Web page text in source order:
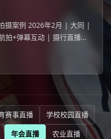
摄案例 2026年2月 | 大同 |
拍+弹幕互动 | 摄行直播大
+8233人在线的年度颁奖典
赛事直播
学校校园直播
年会直播
农业直播